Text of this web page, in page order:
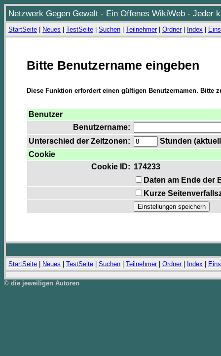
Netzwerk Gegen Gewalt - Ein Offenes WikiWeb - Jeder
StartSeite Neues TestSeite Suchen Teilnehmer| Ordner| Index
Bitte Benutzername eingeben
Diese Funktion erfordert einen gültigen Benutzernamen. Bitte
Benutzer
Benutzername:
Unterschied der Zeitzonen:
Stunden
Cookie
Cookie ID: 174233
Daten am Ende der
Kurze
StartSeite Neues TestSeite Suchen Teilnehmer| Ordner| Index
© die jeweiligen Autoren